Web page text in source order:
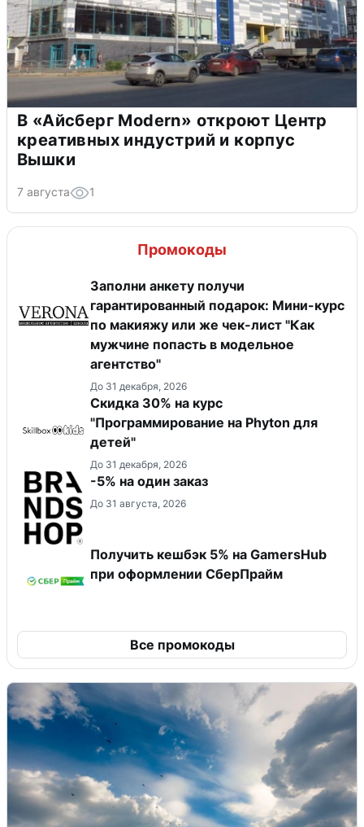
В «Айсберг Modern» откроют Центр
креативных индустрий и корпус
Вышки
7 августа 1
Промокоды
Заполни анкету получи
гарантированный подарок: Мини-курс
по макияжу или же чек-лист "Как
мужчине попасть в модельное
агентство"
До 31 декабря, 2026
Скидка 30% на курс
"Программирование на Phyton для
детей"
До 31 декабря, 2026
-5% на один заказ
До 31 августа, 2026
Получить кешбэк 5% на GamersHub
при оформлении СберПрайм
Все промокоды